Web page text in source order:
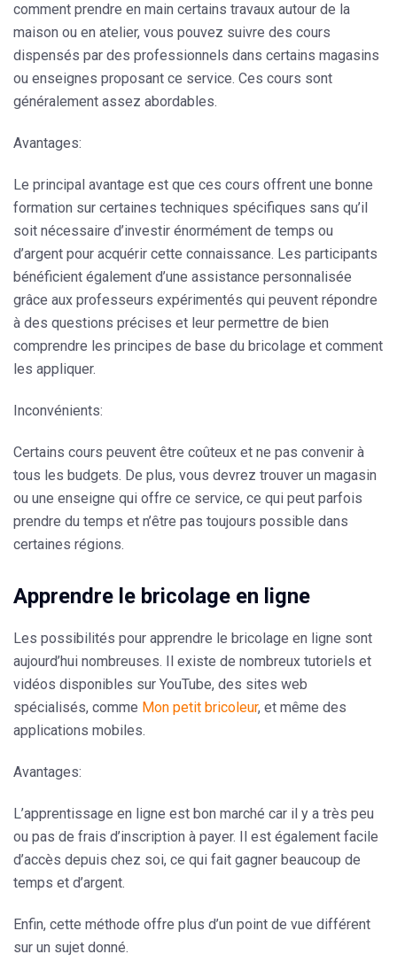
comment prendre en main certains travaux autour de la
maison ou en atelier, vous pouvez suivre des cours
dispensés par des professionnels dans certains magasins
ou enseignes proposant ce service. Ces cours sont
généralement assez abordables.
Avantages:
Le principal avantage est que ces cours offrent une bonne
formation sur certaines techniques spécifiques sans qu’il
soit nécessaire d’investir énormément de temps ou
d’argent pour acquérir cette connaissance. Les participants
bénéficient également d’une assistance personnalisée
grâce aux professeurs expérimentés qui peuvent répondre
à des questions précises et leur permettre de bien
comprendre les principes de base du bricolage et comment
les appliquer.
Inconvénients:
Certains cours peuvent être coûteux et ne pas convenir à
tous les budgets. De plus, vous devrez trouver un magasin
ou une enseigne qui offre ce service, ce qui peut parfois
prendre du temps et n’être pas toujours possible dans
certaines régions.
Apprendre le bricolage en ligne
Les possibilités pour apprendre le bricolage en ligne sont
aujourd’hui nombreuses. Il existe de nombreux tutoriels et
vidéos disponibles sur YouTube, des sites web
spécialisés, comme Mon petit bricoleur, et même des
applications mobiles.
Avantages:
L’apprentissage en ligne est bon marché car il y a très peu
ou pas de frais d’inscription à payer. Il est également facile
d’accès depuis chez soi, ce qui fait gagner beaucoup de
temps et d’argent.
Enfin, cette méthode offre plus d’un point de vue différent
sur un sujet donné.